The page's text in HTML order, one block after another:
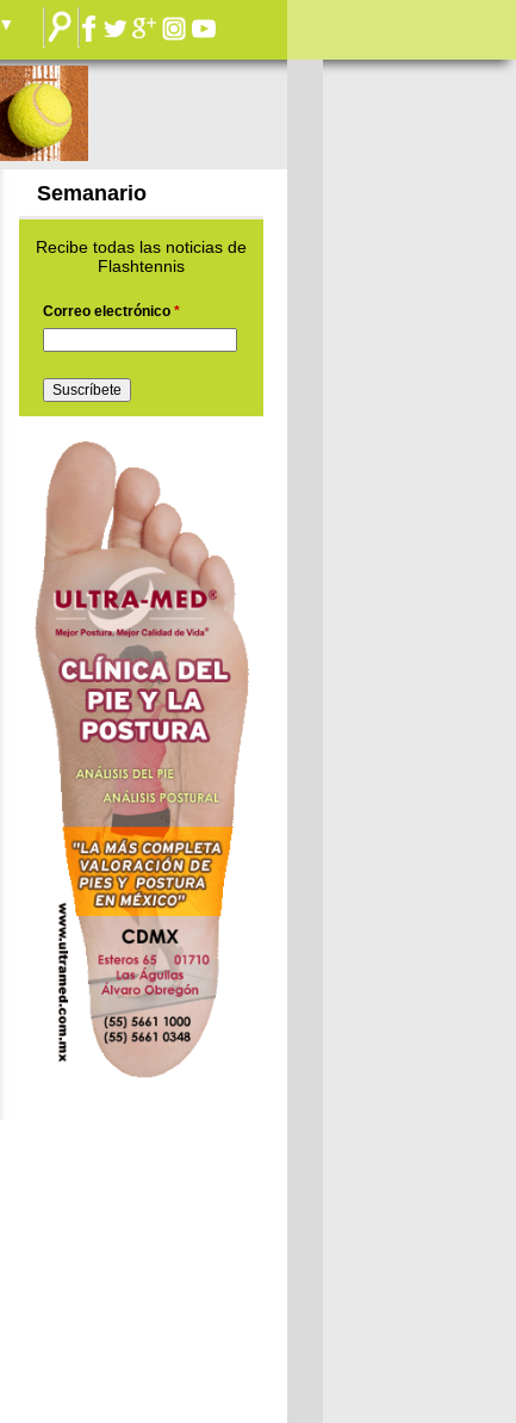
Semanario
Recibe todas las noticias de
Flashtennis
Correo electrónico *